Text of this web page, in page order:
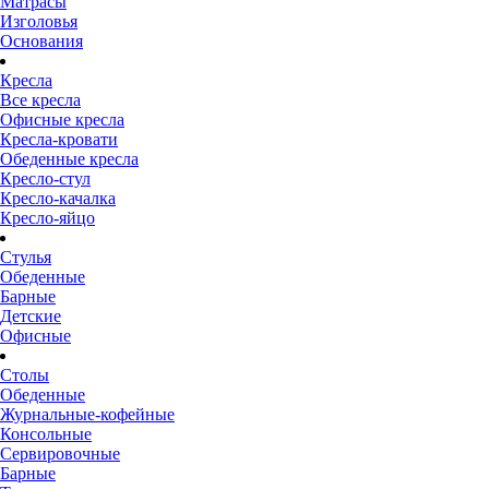
Изголовья
Основания
Кресла
Все кресла
Офисные кресла
Кресла-кровати
Обеденные кресла
Кресло-стул
Кресло-качалка
Кресло-яйцо
Стулья
Обеденные
Барные
Детские
Офисные
Столы
Обеденные
Журнальные-кофейные
Консольные
Сервировочные
Барные